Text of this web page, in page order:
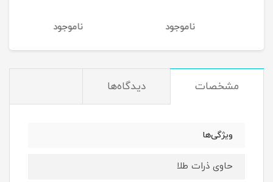
مشخصات دیدگاه‌ها
ویژگی‌ها
حاوی ذرات طلا